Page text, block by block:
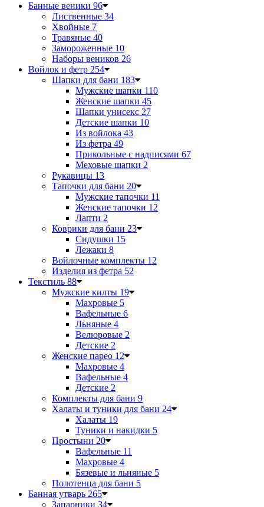
Банные веники 96
Лиственные 34
Хвойные 7
Травяные 40
Замороженные 10
Наборы веников 26
Войлок и фетр 254
Шапки для бани 183
Мужские шапки 110
Женские шапки 45
Шапки унисекс 27
Детские шапки 10
Из войлока 43
Из фетра 49
Прикольные с надписями 67
Меховые шапки 2
Рукавицы 13
Тапочки для бани 20
Мужские тапочки 11
Женские тапочки 12
Лапти 2
Коврики для бани 23
Сидушки 15
Лежаки 8
Войлочные комплекты 12
Изделия из фетра 52
Текстиль 88
Мужские килты 19
Махровые 5
Вафельные 6
Льняные 4
Велюровые 2
Детские 2
Женские парео 12
Махровые 4
Вафельные 4
Детские 2
Комплекты для бани 9
Халаты и туники для бани 24
Халаты 19
Туники и накидки 5
Простыни 20
Вафельные 11
Махровые 4
Бязевые и льняные 5
Полотенца для бани 5
Банная утварь 265
Запарники 34